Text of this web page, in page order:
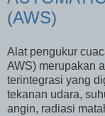
(AWS)
Alat pengukur
AWS) merupakan
terintegrasi yang
tekanan udara,
angin, radiasi